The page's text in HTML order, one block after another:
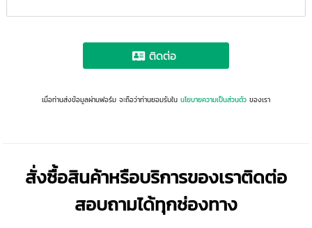
ติดต่อ
เมื่อท่านส่งข้อมูลผ่านฟอร์ม จะถือว่าท่านยอมรับใน นโยบายความเป็นส่วนตัว ของเรา
สั่งซื้อสินค้าหรือบริการของเราติดต่อ
สอบถามได้ทุกช่องทาง